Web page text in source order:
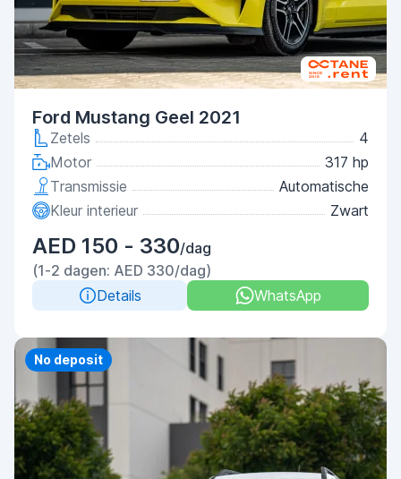
Ford Mustang Geel 2021
Zetels
4
Motor
317 hp
Transmissie
Automatische
Kleur interieur
Zwart
AED 150 - 330/dag
(1-2 dagen: AED 330/dag)
Details
WhatsApp
Priority
No deposit